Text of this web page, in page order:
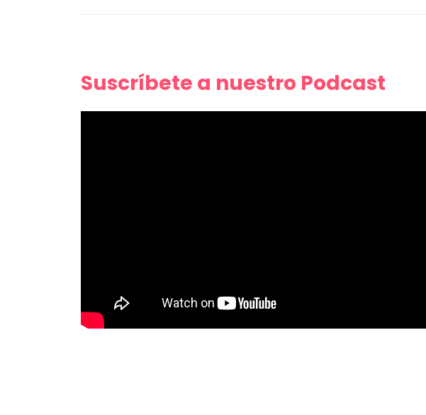
Suscríbete a nuestro Podcast